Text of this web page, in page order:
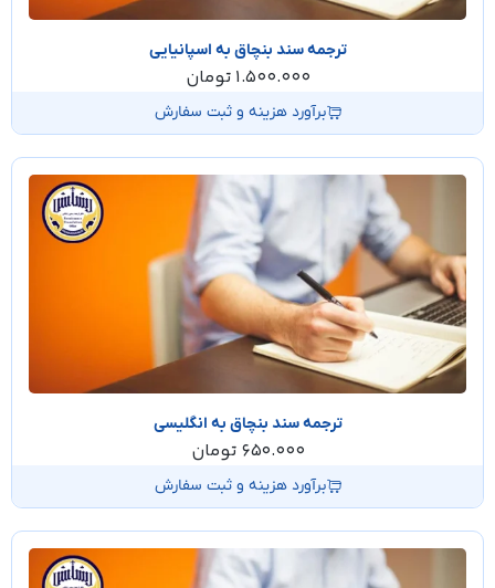
ترجمه سند بنچاق به اسپانیایی
1.500.000 تومان
برآورد هزینه و ثبت سفارش
ترجمه سند بنچاق به انگلیسی
650.000 تومان
برآورد هزینه و ثبت سفارش